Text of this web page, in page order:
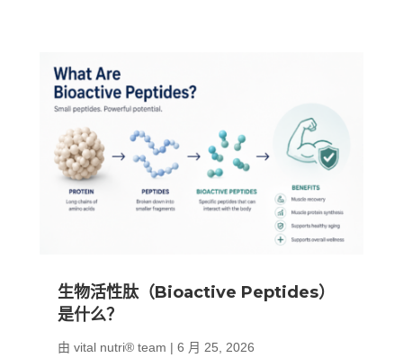
生物活性肽（Bioactive Peptides）
是什么？
由 vital nutri® team | 6 月 25, 2026